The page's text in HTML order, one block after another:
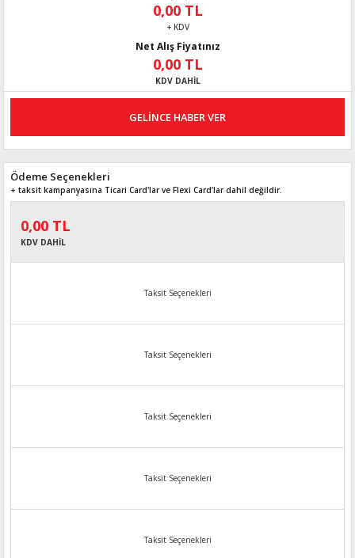
0,00 TL
+ KDV
Net Alış Fiyatınız
0,00 TL
KDV DAHİL
GELİNCE HABER VER
Ödeme Seçenekleri
+ taksit kampanyasına Ticari Card'lar ve Flexi Card’lar dahil değildir.
0,00 TL
KDV DAHİL
Taksit Seçenekleri
Taksit Seçenekleri
Taksit Seçenekleri
Taksit Seçenekleri
Taksit Seçenekleri